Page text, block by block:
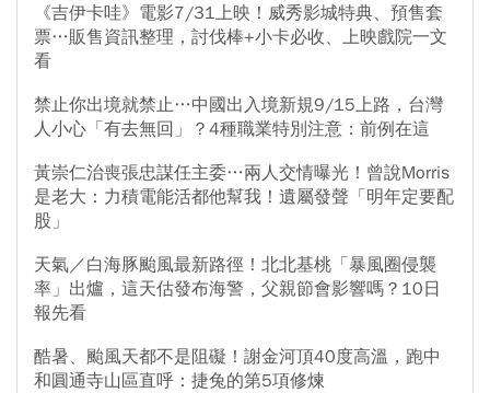
《吉伊卡哇》電影7/31上映！威秀影城特典、預售套
票…販售資訊整理，討伐棒+小卡必收、上映戲院一文
看
禁止你出境就禁止…中國出入境新規9/15上路，台灣
人小心「有去無回」？4種職業特別注意：前例在這
黃崇仁治喪張忠謀任主委…兩人交情曝光！曾說Morris
是老大：力積電能活都他幫我！遺屬發聲「明年定要配
股」
天氣／白海豚颱風最新路徑！北北基桃「暴風圈侵襲
率」出爐，這天估發布海警，父親節會影響嗎？10日
報先看
酷暑、颱風天都不是阻礙！謝金河頂40度高溫，跑中
和圓通寺山區直呼：捷兔的第5項修煉